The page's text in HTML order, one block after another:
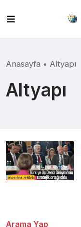
content
Anasayfa • Altyapı
Altyapı
Arama Yap